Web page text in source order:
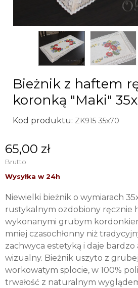
Bieżnik z haftem
koronką "Maki"
Kod produktu: ZK915-35x70
65,00 zł
Brutto
Niewielki bieżnik o wymiarach
rustykalnym ozdobiony ręcznie
wykonanymi grubym
mniej czasochłonny niż
zachwyca estetyką i daje
wizualny. Bieżnik uszyto z
workowatym splocie, w 100%
trwałość z naturalnym